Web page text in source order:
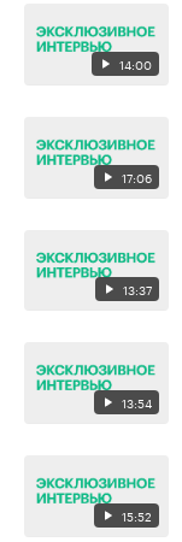
14:00
17:06
13:37
13:54
15:52